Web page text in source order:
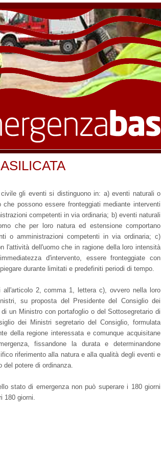
gli eventi si distinguono in: a) eventi naturali o
possono essere fronteggiati mediante interventi
competenti in via ordinaria; b) eventi naturali
che per loro natura ed estensione comportano
o amministrazioni competenti in via ordinaria; c)
l'attività dell'uomo che in ragione della loro intensità
d'intervento, essere fronteggiate con
durante limitati e predefiniti periodi di tempo.
2, comma 1, lettera c), ovvero nella loro
su proposta del Presidente del Consiglio dei
un Ministro con portafoglio o del Sottosegretario di
dei Ministri segretario del Consiglio, formulata
della regione interessata e comunque acquisitane
fissandone la durata e determinandone
riferimento alla natura e alla qualità degli eventi e
del potere di ordinanza.
stato di emergenza non può superare i 180 giorni
180 giorni.